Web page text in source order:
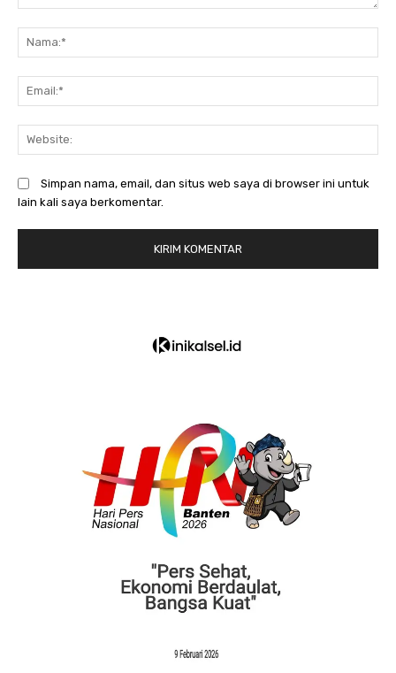
Simpan nama, email, dan situs web saya di browser ini untuk
lain kali saya berkomentar.